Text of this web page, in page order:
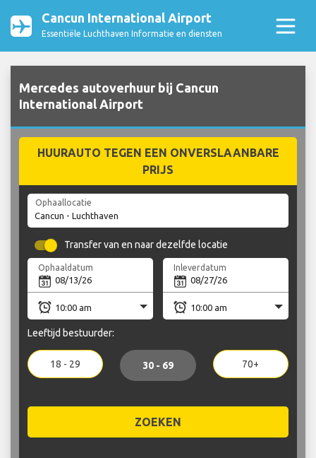
Cancun International Airport
Essentiële Luchthaven Informatie en diensten
Mercedes autoverhuur bij Cancun
International Airport
HUURAUTO TEGEN EEN ONVERSLAANBARE
PRIJS
Ophaallocatie
Transfer van en naar dezelfde locatie
Ophaaldatum Inleverdatum
Leeftijd bestuurder:
18 - 29 30 - 69 70+
ZOEKEN